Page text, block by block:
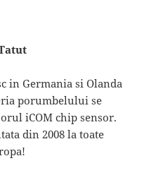
in Germania si Olanda
porumbelului se
iCOM chip sensor.
din 2008 la toate